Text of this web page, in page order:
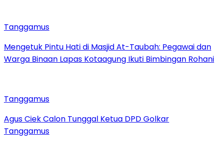
Tanggamus
Mengetuk Pintu Hati di Masjid At-Taubah: Pegawai dan
Warga Binaan Lapas Kotaagung Ikuti Bimbingan Rohani
Tanggamus
Agus Ciek Calon Tunggal Ketua DPD Golkar
Tanggamus